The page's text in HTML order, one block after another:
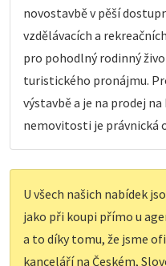
novostavbě v pěší
vzdělávacích a
pro pohodlný rodinný
turistického pronájmu.
výstavbě a je na prodej
nemovitosti je právnická
U všech našich nabídek
jako při koupi přímo u
a to díky tomu, že jsme
kanceláří na Českém,